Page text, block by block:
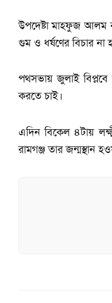
উপদেষ্টা মাহফুজ আলম
গুম ও ধর্ষণের বিচার না
পথসভায় জুলাই
করতে চাই।
এদিন বিকেল ৪টায়
রামগঞ্জ তার জন্মস্থান